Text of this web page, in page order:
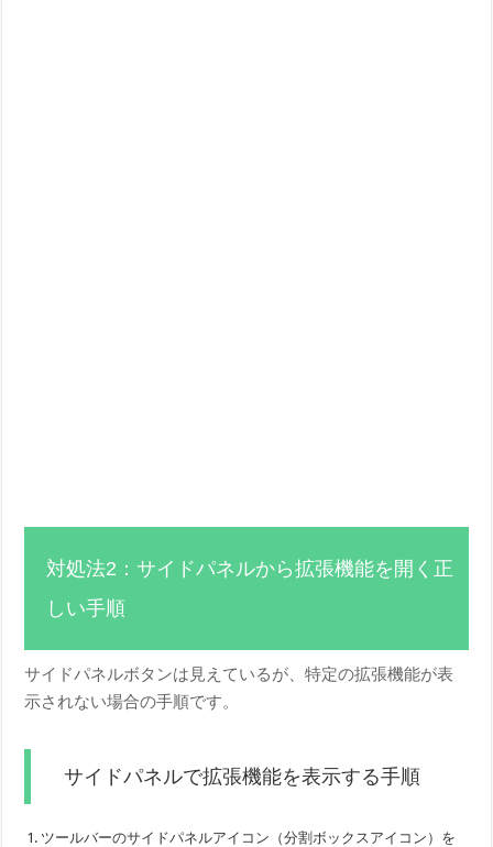
対処法2：サイドパネルから拡張機能を開く正
しい手順
サイドパネルボタンは見えているが、特定の拡張機能が表
示されない場合の手順です。
サイドパネルで拡張機能を表示する手順
ツールバーのサイドパネルアイコン（分割ボックスアイコン）を